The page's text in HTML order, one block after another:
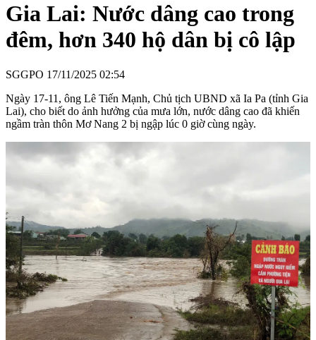
Gia Lai: Nước dâng cao trong
đêm, hơn 340 hộ dân bị cô lập
SGGPO 17/11/2025 02:54
Ngày 17-11, ông Lê Tiến Mạnh, Chủ tịch UBND xã Ia Pa (tỉnh Gia
Lai), cho biết do ảnh hưởng của mưa lớn, nước dâng cao đã khiến
ngầm tràn thôn Mơ Nang 2 bị ngập lúc 0 giờ cùng ngày.